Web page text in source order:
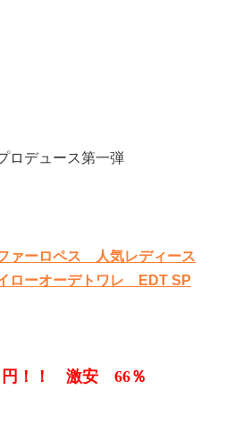
ロデュース第一弾
ァーロペス 人気レディース
ローオーデトワレ EDT SP
円！！ 激安 66％